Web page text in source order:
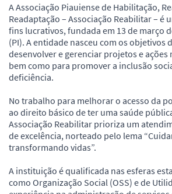
A Associação Piauiense de Habilitação,
Readaptação – Associação Reabilitar – é
fins lucrativos, fundada em 13 de março
(PI). A entidade nasceu com os objetivos
desenvolver e gerenciar projetos e ações
bem como para promover a inclusão
deficiência.
No trabalho para melhorar o acesso da
ao direito básico de ter uma saúde
Associação Reabilitar prioriza um
de excelência, norteado pelo lema
transformando vidas”.
A instituição é qualificada nas esferas
como Organização Social (OSS) e de